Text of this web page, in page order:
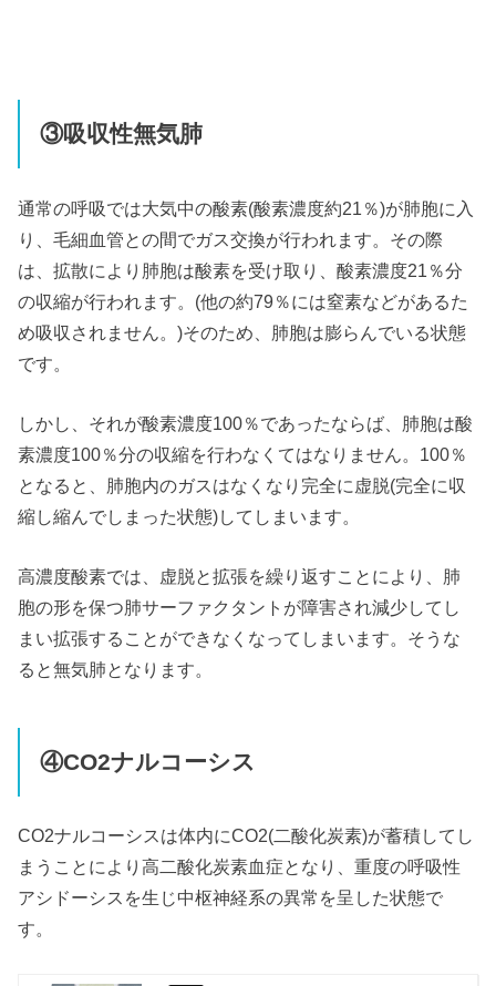
③吸収性無気肺
通常の呼吸では大気中の酸素(酸素濃度約21％)が肺胞に入
り、毛細血管との間でガス交換が行われます。その際
は、拡散により肺胞は酸素を受け取り、酸素濃度21％分
の収縮が行われます。(他の約79％には窒素などがあるた
め吸収されません。)そのため、肺胞は膨らんでいる状態
です。
しかし、それが酸素濃度100％であったならば、肺胞は酸
素濃度100％分の収縮を行わなくてはなりません。100％
となると、肺胞内のガスはなくなり完全に虚脱(完全に収
縮し縮んでしまった状態)してしまいます。
高濃度酸素では、虚脱と拡張を繰り返すことにより、肺
胞の形を保つ肺サーファクタントが障害され減少してし
まい拡張することができなくなってしまいます。そうな
ると無気肺となります。
④CO2ナルコーシス
CO2ナルコーシスは体内にCO2(二酸化炭素)が蓄積してし
まうことにより高二酸化炭素血症となり、重度の呼吸性
アシドーシスを生じ中枢神経系の異常を呈した状態で
す。